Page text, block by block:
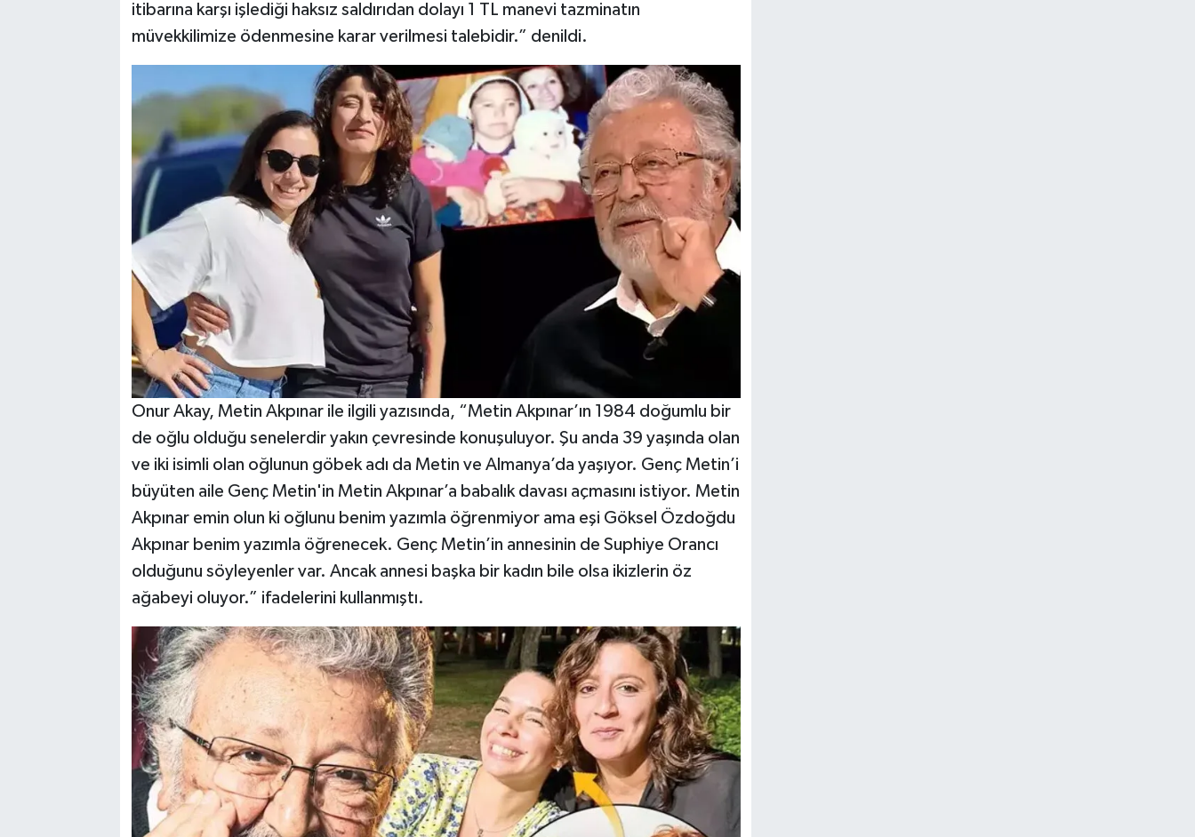
itibarına karşı işlediği haksız saldırıdan dolayı 1 TL manevi tazminatın
müvekkilimize ödenmesine karar verilmesi talebidir.” denildi.
Onur Akay, Metin Akpınar ile ilgili yazısında, “Metin Akpınar’ın 1984 doğumlu bir
de oğlu olduğu senelerdir yakın çevresinde konuşuluyor. Şu anda 39 yaşında olan
ve iki isimli olan oğlunun göbek adı da Metin ve Almanya’da yaşıyor. Genç Metin’i
büyüten aile Genç Metin'in Metin Akpınar’a babalık davası açmasını istiyor. Metin
Akpınar emin olun ki oğlunu benim yazımla öğrenmiyor ama eşi Göksel Özdoğdu
Akpınar benim yazımla öğrenecek. Genç Metin’in annesinin de Suphiye Orancı
olduğunu söyleyenler var. Ancak annesi başka bir kadın bile olsa ikizlerin öz
ağabeyi oluyor.” ifadelerini kullanmıştı.